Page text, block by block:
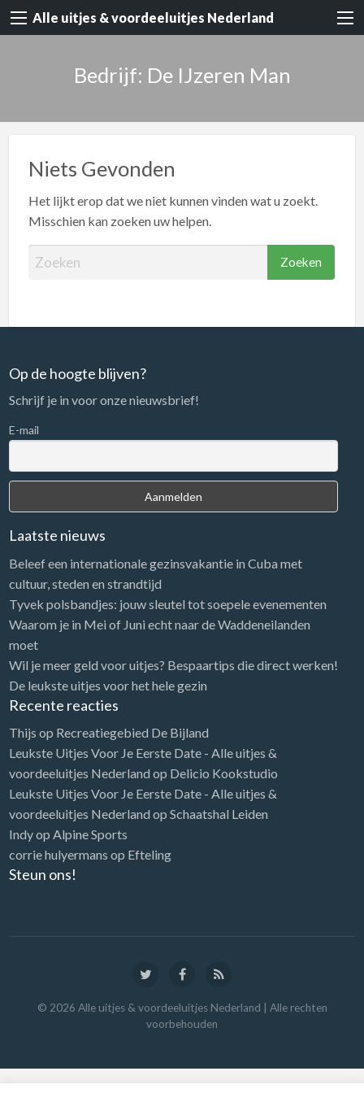
Alle uitjes & voordeeluitjes Nederland
Bedrijf: De IJzeren Man
Niets Gevonden
Het lijkt erop dat we niet kunnen vinden wat u zoekt.
Misschien kan zoeken uw helpen.
e
n
a
r
Op de hoogte blijven?
Schrijf je in voor onze nieuwsbrief!
E-mail
Laatste nieuws
Beleef een internationale gezinsvakantie in Cuba met
cultuur, steden en strandtijd
Tyvek polsbandjes: jouw sleutel tot soepele evenementen
Waarom je in Mei of Juni echt naar de Waddeneilanden
moet
Wil je meer geld voor uitjes? Bespaartips die direct werken!
De leukste uitjes voor het hele gezin
Recente reacties
Thijs op Recreatiegebied De Bijland
Leukste Uitjes Voor Je Eerste Date - Alle uitjes &
voordeeluitjes Nederland op Delicio Kookstudio
Leukste Uitjes Voor Je Eerste Date - Alle uitjes &
voordeeluitjes Nederland op Schaatshal Leiden
Indyop Alpine Sports
corrie hulyermans op Efteling
Steun ons!
© 2026 Alle uitjes & voordeeluitjes Nederland | Alle rechten
voorbehouden